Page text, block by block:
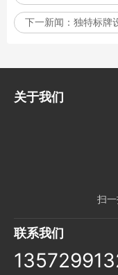
下一新闻： 独特标牌
关于我们
扫
联系我们